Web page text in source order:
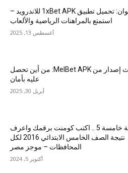
عنوان: تحميل تطبيق 1xBet APK للاندرويد –
استمتع بالمراهنات الرياضية والألعاب
أغسطس 13, 2025
أحدث إصدار من MelBet APK: من أين تحصل
عليه بأمان
أبريل 30, 2025
نتيجة خامسة 5 .. اكتب كومنت برقمك واعرف
نتيجة الصف الخامس الابتدائي 2016 لكل
المحافظات – موجز مصر
أكتوبر 5, 2024